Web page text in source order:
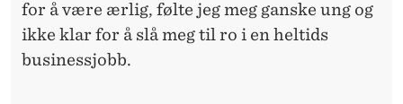
for å være ærlig, følte jeg meg ganske ung og
ikke klar for å slå meg til ro i en heltids
businessjobb.